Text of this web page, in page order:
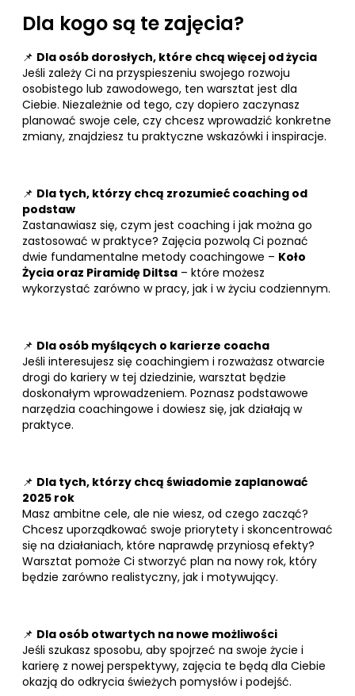
Dla kogo są te zajęcia?
📌 Dla osób dorosłych, które chcą więcej od życia
Jeśli zależy Ci na przyspieszeniu swojego rozwoju
osobistego lub zawodowego, ten warsztat jest dla
Ciebie. Niezależnie od tego, czy dopiero zaczynasz
planować swoje cele, czy chcesz wprowadzić konkretne
zmiany, znajdziesz tu praktyczne wskazówki i inspiracje.
📌 Dla tych, którzy chcą zrozumieć coaching od
podstaw
Zastanawiasz się, czym jest coaching i jak można go
zastosować w praktyce? Zajęcia pozwolą Ci poznać
dwie fundamentalne metody coachingowe – Koło
Życia oraz Piramidę Diltsa – które możesz
wykorzystać zarówno w pracy, jak i w życiu codziennym.
📌 Dla osób myślących o karierze coacha
Jeśli interesujesz się coachingiem i rozważasz otwarcie
drogi do kariery w tej dziedzinie, warsztat będzie
doskonałym wprowadzeniem. Poznasz podstawowe
narzędzia coachingowe i dowiesz się, jak działają w
praktyce.
📌 Dla tych, którzy chcą świadomie zaplanować
2025 rok
Masz ambitne cele, ale nie wiesz, od czego zacząć?
Chcesz uporządkować swoje priorytety i skoncentrować
się na działaniach, które naprawdę przyniosą efekty?
Warsztat pomoże Ci stworzyć plan na nowy rok, który
będzie zarówno realistyczny, jak i motywujący.
📌 Dla osób otwartych na nowe możliwości
Jeśli szukasz sposobu, aby spojrzeć na swoje życie i
karierę z nowej perspektywy, zajęcia te będą dla Ciebie
okazją do odkrycia świeżych pomysłów i podejść.